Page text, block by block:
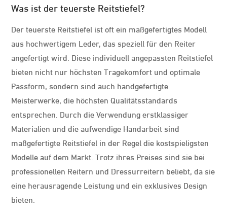
Was ist der teuerste Reitstiefel?
Der teuerste Reitstiefel ist oft ein maßgefertigtes Modell
aus hochwertigem Leder, das speziell für den Reiter
angefertigt wird. Diese individuell angepassten Reitstiefel
bieten nicht nur höchsten Tragekomfort und optimale
Passform, sondern sind auch handgefertigte
Meisterwerke, die höchsten Qualitätsstandards
entsprechen. Durch die Verwendung erstklassiger
Materialien und die aufwendige Handarbeit sind
maßgefertigte Reitstiefel in der Regel die kostspieligsten
Modelle auf dem Markt. Trotz ihres Preises sind sie bei
professionellen Reitern und Dressurreitern beliebt, da sie
eine herausragende Leistung und ein exklusives Design
bieten.